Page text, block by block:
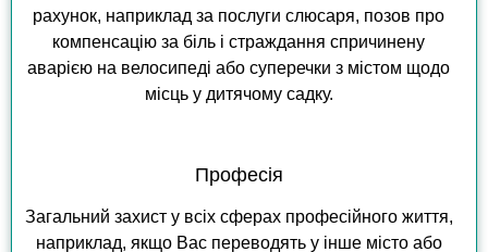
рахунок, наприклад за послуги слюсаря, позов про
компенсацію за біль і страждання спричинену
аварією на велосипеді або суперечки з містом щодо
місць у дитячому садку.
Професія
Загальний захист у всіх сферах професійного життя,
наприклад, якщо Вас переводять у інше місто або